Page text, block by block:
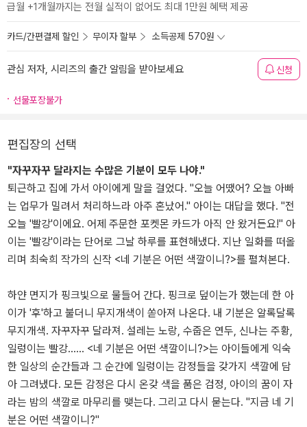
급월 +1개월까지는 전월 실적이 없어도 최대 1만원 혜택 제공
카드/간편결제 할인 무이자 할부 소득공제 570원
관심 저자, 시리즈의 출간 알림을 받아보세요 신청
선물포장불가
편집장의 선택
"자꾸자꾸 달라지는 수많은 기분이 모두 나야."
퇴근하고 집에 가서 아이에게 말을 걸었다. "오늘 어땠어? 오늘 아빠
는 업무가 밀려서 처리하느라 아주 혼났어." 아이는 대답을 했다. "전
오늘 '빨강'이에요. 어제 주문한 포켓몬 카드가 아직 안 왔거든요!" 아
이는 '빨강'이라는 단어로 그날 하루를 표현해냈다. 지난 일화를 떠올
리며 최숙희 작가의 신작 <네 기분은 어떤 색깔이니?>를 펼쳐본다.
하얀 면지가 핑크빛으로 물들어 간다. 핑크로 덮이는가 했는데 한 아
이가 '후'하고 불더니 무지개색이 쏟아져 나온다. 내 기분은 알록달록
무지개색. 자꾸자꾸 달라져. 설레는 노랑, 수줍은 연두, 신나는 주황,
일렁이는 빨강...... <네 기분은 어떤 색깔이니?>는 아이들에게 익숙
한 일상의 순간들과 그 순간에 일렁이는 감정들을 갖가지 색깔에 담
아 그려냈다. 모든 감정은 다시 온갖 색을 품은 검정, 아이의 꿈이 자
라는 밤의 색깔로 마무리를 맺는다. 그리고 다시 묻는다. "지금 네 기
분은 어떤 색깔이니?"